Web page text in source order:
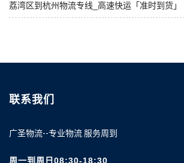
荔湾区到杭州物流专线_高速快运「准时到货」
联系我们
广圣物流--专业物流 服务周到
周一到周日08:30-18:30